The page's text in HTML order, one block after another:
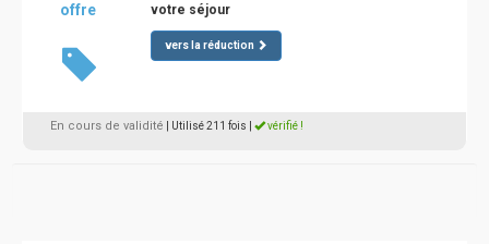
offre
votre séjour
vers la réduction
En cours de validité | Utilisé 211 fois vérifié !